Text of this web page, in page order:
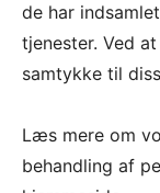
de har
tjenester. Ved
samtykke til
Læs mere om
behandling af